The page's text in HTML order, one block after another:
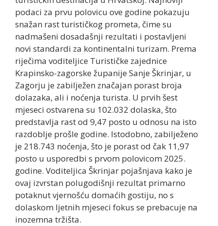
podaci za prvu polovicu ove godine pokazuju
snažan rast turističkog prometa, čime su
nadmašeni dosadašnji rezultati i postavljeni
novi standardi za kontinentalni turizam. Prema
riječima voditeljice Turističke zajednice
Krapinsko-zagorske županije Sanje Škrinjar, u
Zagorju je zabilježen značajan porast broja
dolazaka, ali i noćenja turista. U prvih šest
mjeseci ostvarena su 102.032 dolaska, što
predstavlja rast od 9,47 posto u odnosu na isto
razdoblje prošle godine. Istodobno, zabilježeno
je 218.743 noćenja, što je porast od čak 11,97
posto u usporedbi s prvom polovicom 2025.
godine. Voditeljica Škrinjar pojašnjava kako je
ovaj izvrstan polugodišnji rezultat primarno
potaknut vjernošću domaćih gostiju, no s
dolaskom ljetnih mjeseci fokus se prebacuje na
inozemna tržišta.